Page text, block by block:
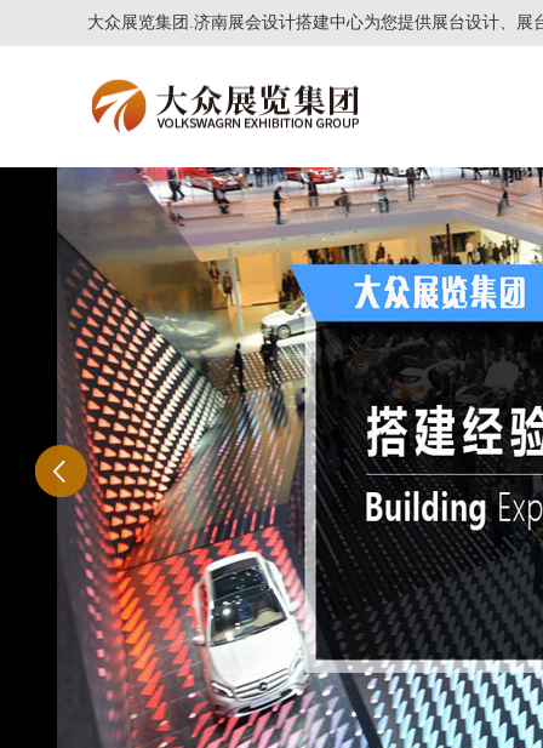
大众展览集团.济南展会设计搭建中心为您提供展台设计、